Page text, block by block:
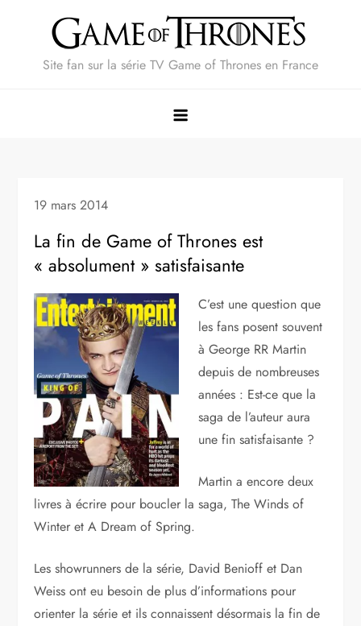
Site fan sur la série TV Game of Thrones en France
19 mars 2014
La fin de Game of Thrones est
« absolument » satisfaisante
C’est une question que
les fans posent souvent
à George RR Martin
depuis de nombreuses
années : Est-ce que la
saga de l’auteur aura
une fin satisfaisante ?
Martin a encore deux
livres à écrire pour boucler la saga, The Winds of
Winter et A Dream of Spring.
Les showrunners de la série, David Benioff et Dan
Weiss ont eu besoin de plus d’informations pour
orienter la série et ils connaissent désormais la fin de